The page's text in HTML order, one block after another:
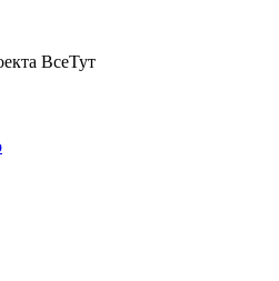
по части улиц и
уничтожил трех боевиков
$400 млн на лазеры против
ВсеТут